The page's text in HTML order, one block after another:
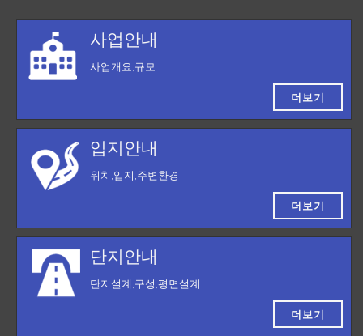
사업안내
사업개요,규모
더보기
입지안내
위치,입지,주변환경
더보기
단지안내
단지설계,구성,평면설계
더보기